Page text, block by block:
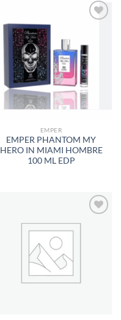
LISTA
DE
DESEOS
EMPER
EMPER PHANTOM MY
HERO IN MIAMI HOMBRE
100 ML EDP
AÑADIR